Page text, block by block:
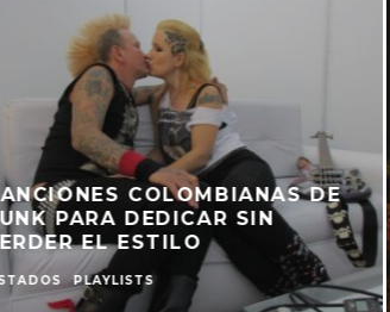
FESTIVAL CORDILLERA 2025:
10 ARTISTAS COLOMBIANOS
PARA VER
LISTADOS OPINIÓN TOPS DE MÚSICA